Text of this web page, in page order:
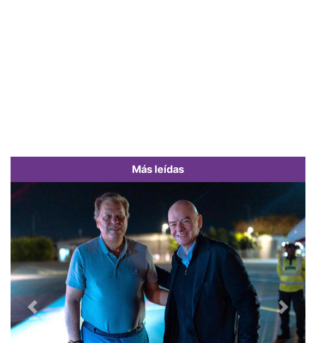
Más leídas
Previous Next